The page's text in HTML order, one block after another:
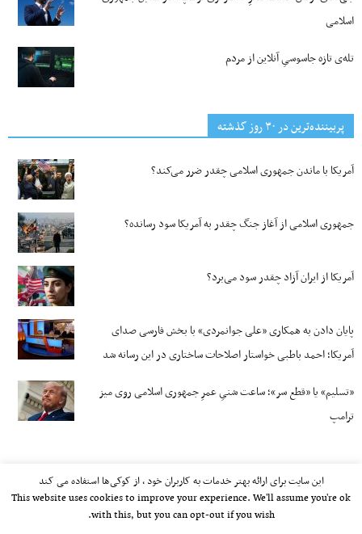
اسلامی
تله‌ی تازه جاسوسیِ آنلاین از مردم
پربیننده‌ترین‌ در ۳۰ روز گذشته
آمریکا با ماندن جمهوری اسلامی چقدر ضرر می‌کند؟
جمهوری اسلامی از آغاز جنگ چقدر به آمریکا سود رسانده؟
آمریکا از ایران آزاد چقدر سود می‌برد؟
پایان دادن به همکاری «علی جوانمردی» با بخش فارسی صدای
آمریکا؛ احمد باطبی خواستار اصلاحات ساختاری در این رسانه شد
«تسلیم» یا «قطع سر»؛ ساعت شنیِ عمرِ جمهوری اسلامی روی میز
ترامپ
این سایت برای ارائه بهتر خدمات به کاربران خود ، از کوکی‌ها استفاده می کند
This website uses cookies to improve your experience. We'll assume you're ok
with this, but you can opt-out if you wish.